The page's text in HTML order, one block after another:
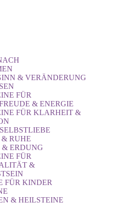
& VERÄNDERUNG
FÜR
& ENERGIE
FÜR KLARHEIT &
RUHE
& ERDUNG
FÜR
&
FÜR KINDER
& HEILSTEINE